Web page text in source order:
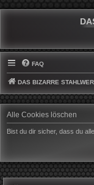
FAQ
DAS BIZARRE
Alle Cookies löschen
Bist du dir sicher, dass du